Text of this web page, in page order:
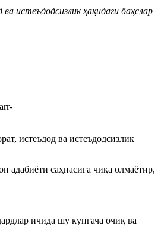
истеъдодсизлик ҳақидаги баҳслар
истеъдод ва истеъдодсизлик
адабиёти саҳнасига чиқа олмаётир,
ичида шу кунгача очиқ ва